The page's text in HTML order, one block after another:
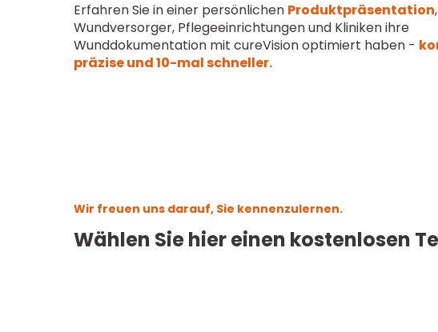
Erfahren Sie in einer persönlichen Produktpräsentation
Wundversorger, Pflegeeinrichtungen und Kliniken ihre
Wunddokumentation mit cureVision optimiert haben -
präzise und 10-mal schneller.
Wir freuen uns darauf, Sie kennenzulernen.
Wählen Sie hier einen kostenlosen